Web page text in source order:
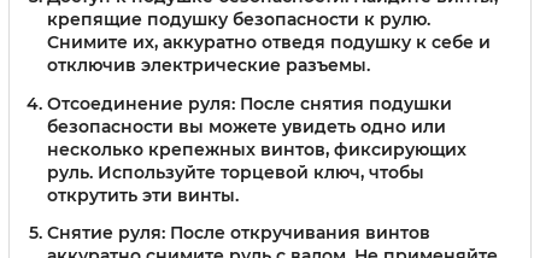
крепящие подушку безопасности к рулю.
Снимите их, аккуратно отведя подушку к себе и
отключив электрические разъемы.
Отсоединение руля: После снятия подушки
безопасности вы можете увидеть одно или
несколько крепежных винтов, фиксирующих
руль. Используйте торцевой ключ, чтобы
открутить эти винты.
Снятие руля: После откручивания винтов